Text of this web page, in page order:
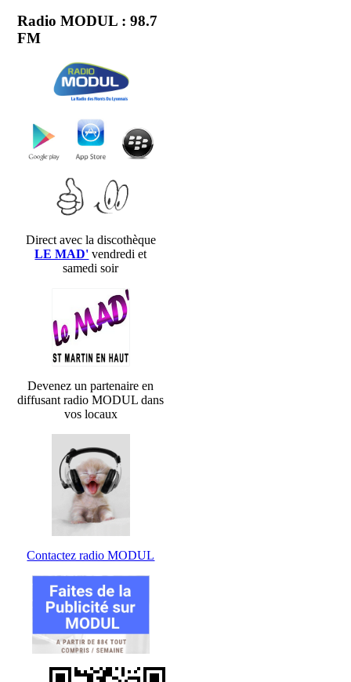
Radio MODUL : 98.7
FM
Direct avec la discothèque
LE MAD' vendredi et
samedi soir
Devenez un partenaire en
diffusant radio MODUL dans
vos locaux
Contactez radio MODUL